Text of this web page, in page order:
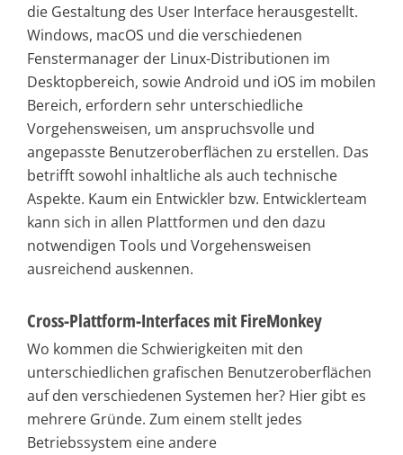
die Gestaltung des User Interface herausgestellt.
Windows, macOS und die verschiedenen
Fenstermanager der Linux-Distributionen im
Desktopbereich, sowie Android und iOS im mobilen
Bereich, erfordern sehr unterschiedliche
Vorgehensweisen, um anspruchsvolle und
angepasste Benutzeroberflächen zu erstellen. Das
betrifft sowohl inhaltliche als auch technische
Aspekte. Kaum ein Entwickler bzw. Entwicklerteam
kann sich in allen Plattformen und den dazu
notwendigen Tools und Vorgehensweisen
ausreichend auskennen.
Cross-Plattform-Interfaces mit FireMonkey
Wo kommen die Schwierigkeiten mit den
unterschiedlichen grafischen Benutzeroberflächen
auf den verschiedenen Systemen her? Hier gibt es
mehrere Gründe. Zum einem stellt jedes
Betriebssystem eine andere